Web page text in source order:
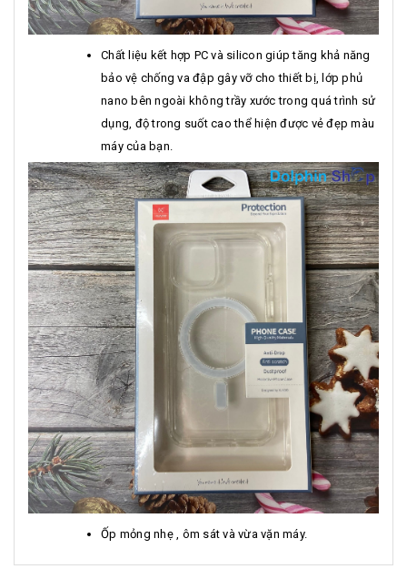
Chất liệu kết hợp PC và silicon giúp tăng khả năng
bảo vệ chống va đập gây vỡ cho thiết bị, lớp phủ
nano bên ngoài không trầy xước trong quá trình sử
dụng, độ trong suốt cao thể hiện được vẻ đẹp màu
máy của bạn.
Ốp mỏng nhẹ , ôm sát và vừa vặn máy.